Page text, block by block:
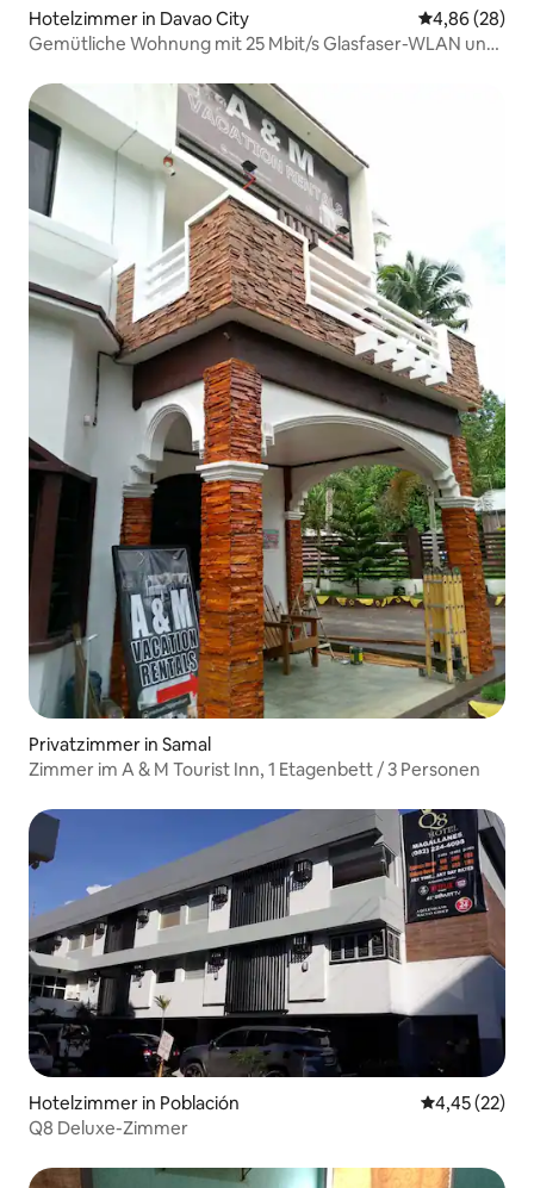
Hotelzimmer in Davao City
4,86 (28)
Gemütliche Wohnung mit 25 Mbit/s Glasfaser-WLAN und
Privatzimmer in Samal
Zimmer im A & M Tourist Inn, 1 Etagenbett / 3 Personen
Hotelzimmer in Población
4,45 (22)
Q8 Deluxe-Zimmer